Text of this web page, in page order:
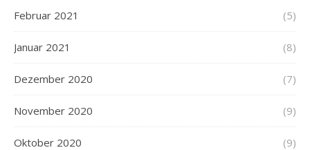
Februar 2021 (5)
Januar 2021 (8)
Dezember 2020 (7)
November 2020 (9)
Oktober 2020 (9)